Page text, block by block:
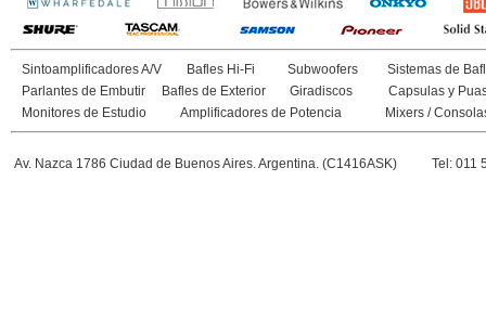
Sintoamplificadores A/V Bafles Hi-Fi Subwoofers
Sistemas de
Parlantes de Embutir
Bafles de Exterior Giradiscos
Capsulas y
Monitores de Estudio
Amplificadores de Potencia Mixers /
Av. Nazca 1786 Ciudad de Buenos Aires. Argentina. (C1416ASK) Tel: 011